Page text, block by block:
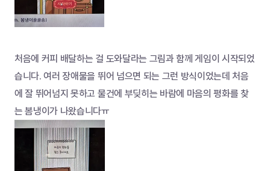
처음에 커피 배달하는 걸 도와달라는 그림과 함께 게임이 시작되었
습니다. 여러 장애물을 뛰어 넘으면 되는 그런 방식이었는데 처음
에 잘 뛰어넘지 못하고 물건에 부딪히는 바람에 마음의 평화를 찾
는 봄냉이가 나왔습니다ㅠ